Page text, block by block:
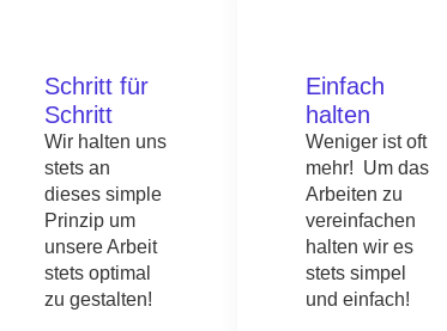
Schritt für
Schritt
Wir halten uns
stets an
dieses simple
Prinzip um
unsere Arbeit
stets optimal
zu gestalten!
Einfach
halten
Weniger ist oft
mehr! Um das
Arbeiten zu
vereinfachen
halten wir es
stets simpel
und einfach!